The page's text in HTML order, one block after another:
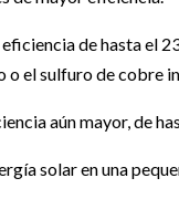
de hasta el
el sulfuro de
aún mayor, de
solar en una